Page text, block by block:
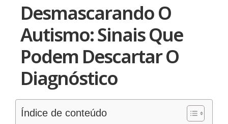
Desmascarando O
Autismo: Sinais Que
Podem Descartar O
Diagnóstico
Índice de conteúdo